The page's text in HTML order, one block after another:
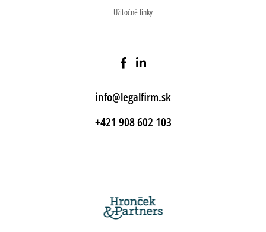
Užitočné linky
info@legalfirm.sk
+421 908 602 103